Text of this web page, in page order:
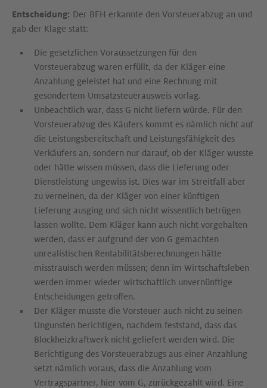
Entscheidung: Der BFH erkannte den Vorsteuerabzug an und
gab der Klage statt:
Die gesetzlichen Voraussetzungen für den
Vorsteuerabzug waren erfüllt, da der Kläger eine
Anzahlung geleistet hat und eine Rechnung mit
gesondertem Umsatzsteuerausweis vorlag.
Unbeachtlich war, dass G nicht liefern würde. Für den
Vorsteuerabzug des Käufers kommt es nämlich nicht auf
die Leistungsbereitschaft und Leistungsfähigkeit des
Verkäufers an, sondern nur darauf, ob der Kläger wusste
oder hätte wissen müssen, dass die Lieferung oder
Dienstleistung ungewiss ist. Dies war im Streitfall aber
zu verneinen, da der Kläger von einer künftigen
Lieferung ausging und sich nicht wissentlich betrügen
lassen wollte. Dem Kläger kann auch nicht vorgehalten
werden, dass er aufgrund der von G gemachten
unrealistischen Rentabilitätsberechnungen hätte
misstrauisch werden müssen; denn im Wirtschaftsleben
werden immer wieder wirtschaftlich unvernünftige
Entscheidungen getroffen.
Der Kläger musste die Vorsteuer auch nicht zu seinen
Ungunsten berichtigen, nachdem feststand, dass das
Blockheizkraftwerk nicht geliefert werden wird. Die
Berichtigung des Vorsteuerabzugs aus einer Anzahlung
setzt nämlich voraus, dass die Anzahlung vom
Vertragspartner, hier vom G, zurückgezahlt wird. Eine